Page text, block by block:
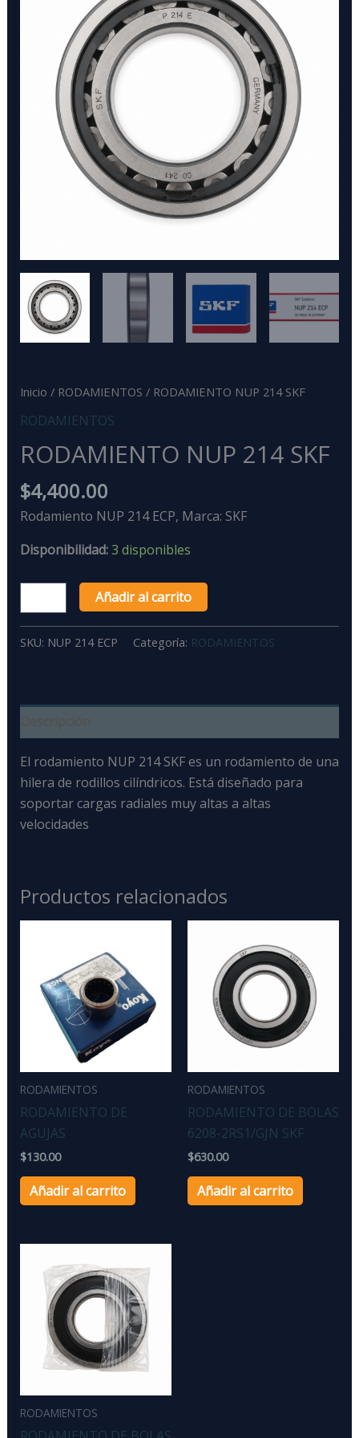
Inicio / RODAMIENTOS / RODAMIENTO NUP 214 SKF
RODAMIENTOS
RODAMIENTO NUP 214 SKF
$4,400.00
Rodamiento NUP 214 ECP, Marca: SKF
Disponibilidad:3 disponibles
Añadir al carrito
SKU: NUP 214 ECP Categoría: RODAMIENTOS
El rodamiento NUP 214 SKFes un rodamiento de una
hilera de rodillos cilíndricos. Está diseñado para
soportar cargas radiales muy altas a altas
velocidades
Productos relacionados
RODAMIENTOS
RODAMIENTO DE
AGUJAS
$130.00
Añadir al carrito
RODAMIENTOS
RODAMIENTO DE BOLAS
6208-2RS1/GJN SKF
$630.00
Añadir al carrito
RODAMIENTOS